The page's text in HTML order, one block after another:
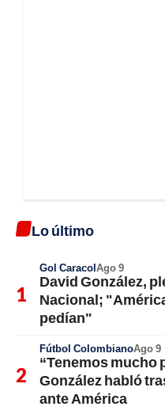
Lo último
Gol CaracolAgo 9
David González,
Nacional;
pedían"
Fútbol ColombianoAgo 9
“Tenemos mucho
González habló
ante América